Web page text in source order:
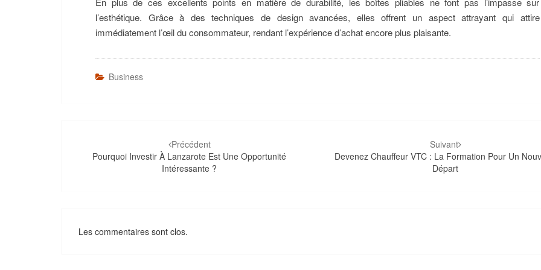
l’esthétique. Grâce à des techniques de design avancées, elles offrent un aspect attrayant qui attire
immédiatement l’œil du consommateur, rendant l’expérience d’achat encore plus plaisante.
Business
d'article
Précédent
Pourquoi Investir À Lanzarote Est Une Opportunité
Intéressante ?
Suivant
Devenez Chauffeur VTC : La Formation Pour Un
Départ
Les commentaires sont clos.